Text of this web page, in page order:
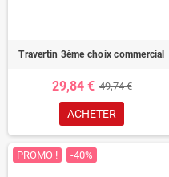
Travertin 3ème choix commercial
29,84 € 49,74 €
ACHETER
PROMO ! -40%